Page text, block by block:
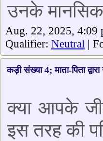
उनके मानसिक
Aug. 22, 2025, 4:09
Qualifier: Neutral |
कड़ी संख्या 4; माता-पिता
क्या आपके
इस तरह की